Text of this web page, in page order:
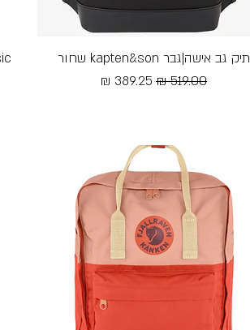
תצוגה מהירהתיק גב אישה|גבר kapten&son שחור
מחיר רגיל מחיר מבצע